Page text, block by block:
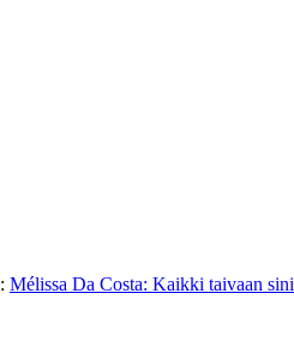
: Mélissa Da Costa: Kaikki taivaan sini